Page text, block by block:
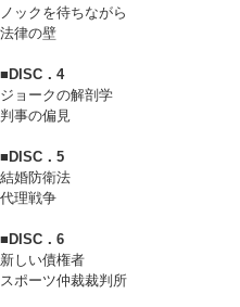
ノックを待ちながら
法律の壁
■DISC．4
ジョークの解剖学
判事の偏見
■DISC．5
結婚防衛法
代理戦争
■DISC．6
新しい債権者
スポーツ仲裁裁判所